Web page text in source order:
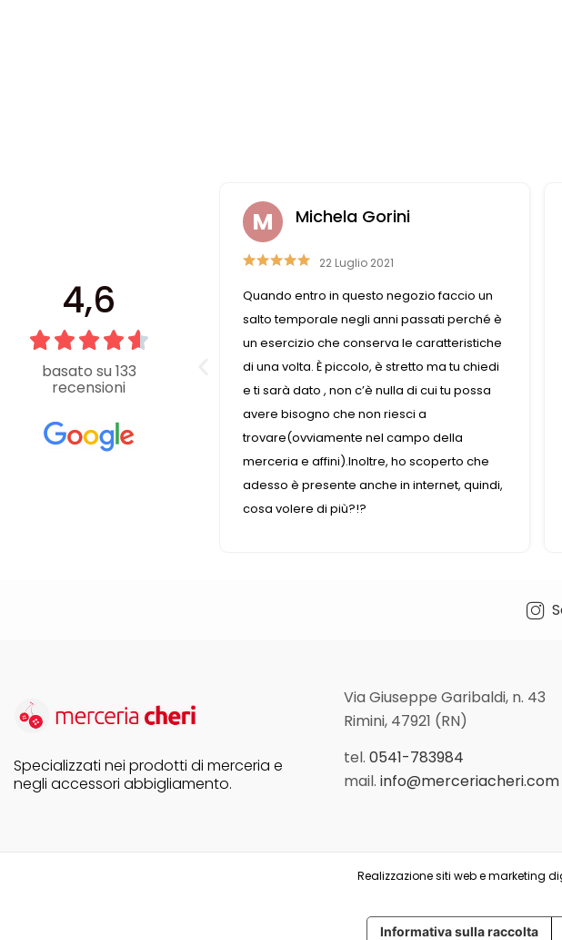
4,6
basato su 133
recensioni
questo negozio faccio un
negli anni passati perché è
conserva le caratteristiche
è stretto ma tu chiedi
c’è nulla di cui tu possa
nel campo della
Raffaella Casadei
26 Luglio 2019
Non puoi non trovare ciò che cerchi. Se ciò
che cerchi non è disponibile, le commesse
aiutano a trovare la soluzione nel migliore
dei modi. Il negozio è sempre pieno e non si
può pretendere che dedicano tutto il tempo
a un solo cliente
Specializzati nei prodotti di merceria e
negli accessori abbigliamento.
Via Giuseppe Garibaldi, n. 43
Rimini, 47921 (RN)
tel. 0541-783984
mail. info@merceriacheri.com
Realizzazione siti web e marketing
Informativa sulla raccolta